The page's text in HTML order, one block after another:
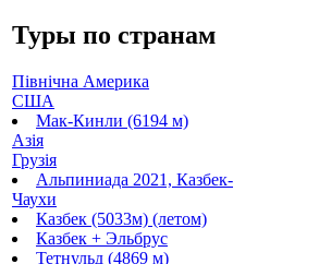
Туры по странам
Північна Америка
США
Мак-Кинли (6194 м)
Азія
Грузія
Альпиниада 2021, Казбек-
Чаухи
Казбек (5033м) (летом)
Казбек + Эльбрус
Тетнульд (4869 м)